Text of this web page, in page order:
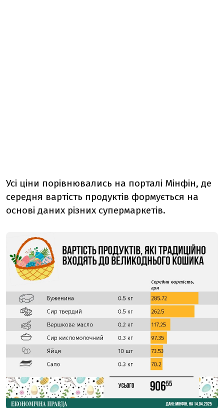
Усі ціни порівнювались на порталі Мінфін, де
середня вартість продуктів формується на
основі даних різних супермаркетів.